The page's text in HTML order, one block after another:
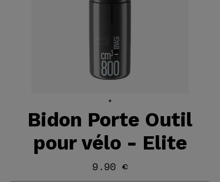
Bidon Porte Outil
pour vélo - Elite
9.90 €